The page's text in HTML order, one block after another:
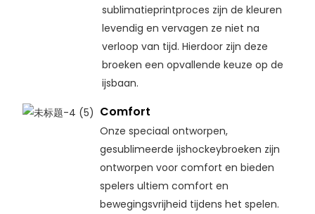
sublimatieprintproces zijn de kleuren
levendig en vervagen ze niet na
verloop van tijd. Hierdoor zijn deze
broeken een opvallende keuze op de
ijsbaan.
Comfort
Onze speciaal ontworpen,
gesublimeerde ijshockeybroeken zijn
ontworpen voor comfort en bieden
spelers ultiem comfort en
bewegingsvrijheid tijdens het spelen.